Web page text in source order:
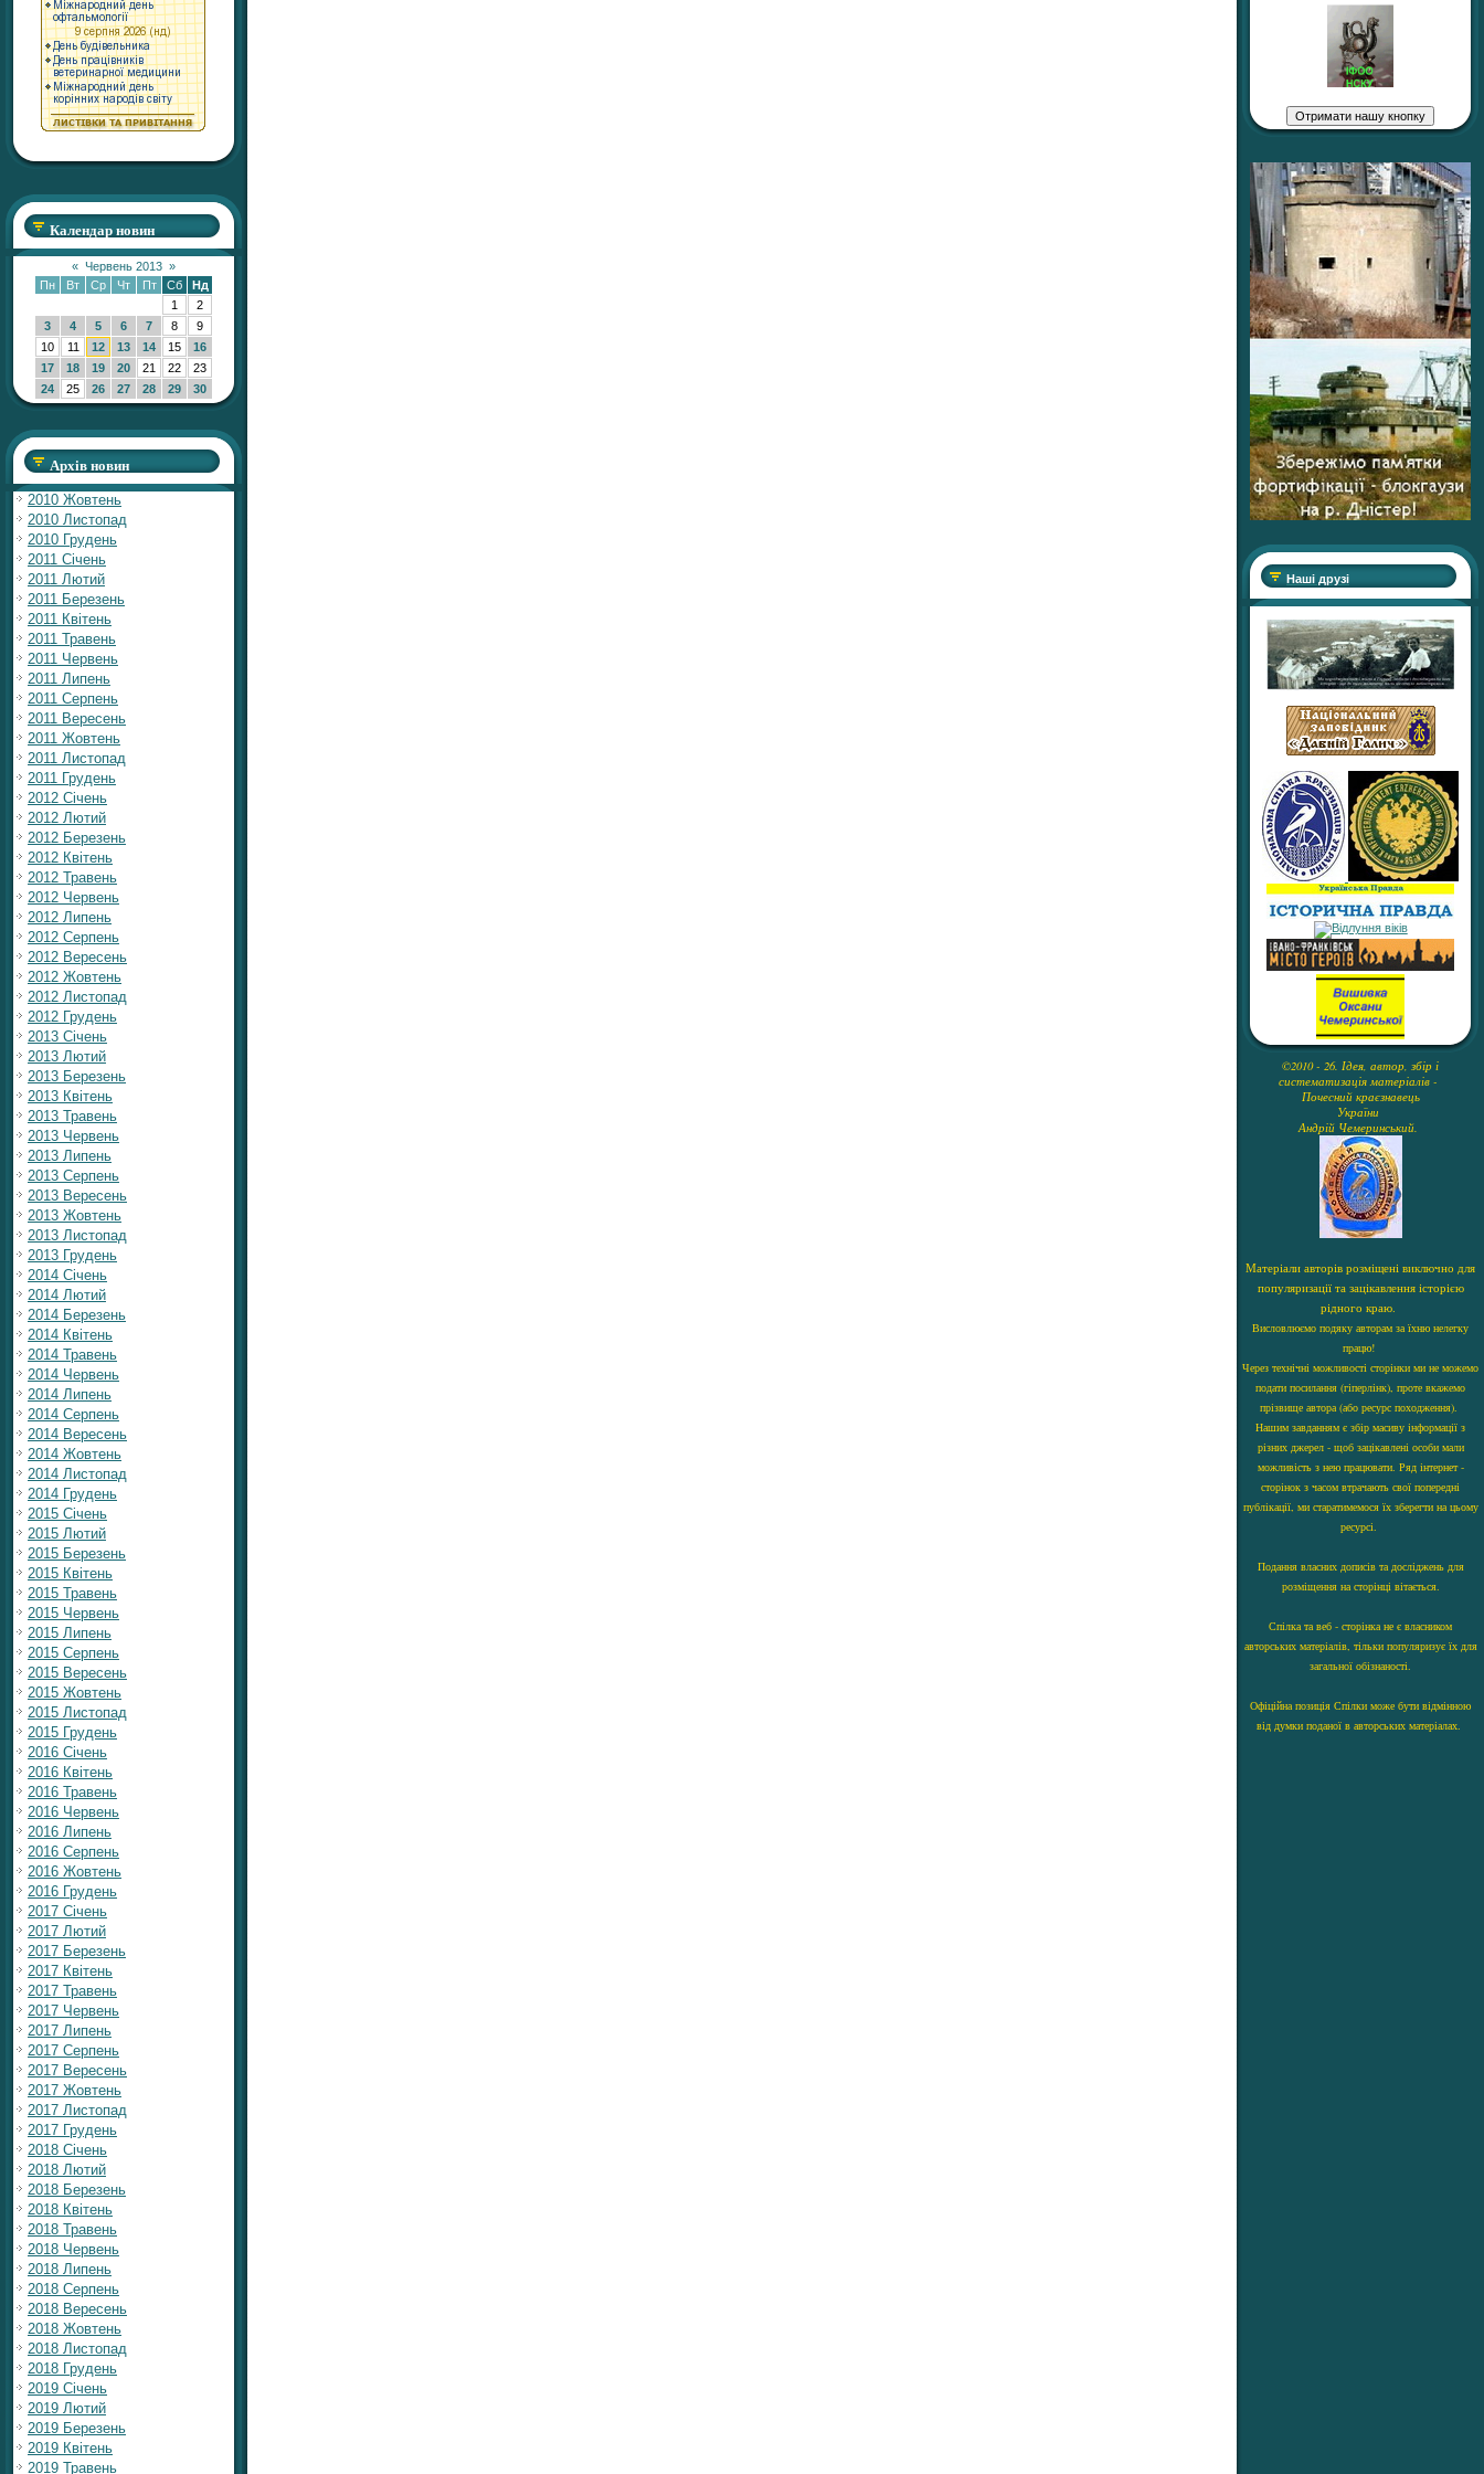
Календар новин
« Червень 2013 »
Пн
Вт Ср Чт Пт Сб
Нд
1
2
3
4 5 6 7 8
9
10
11 12 13 14 15
16
17
18 19 20 21 22
23
24
25 26 27 28 29 30
Архів новин
2010 Жовтень
2010 Листопад
2010 Грудень
2011 Січень
2011 Лютий
2011 Березень
2011 Квітень
2011 Травень
2011 Червень
2011 Липень
2011 Серпень
2011 Вересень
2011 Жовтень
2011 Листопад
2011 Грудень
2012 Січень
2012 Лютий
2012 Березень
2012 Квітень
2012 Травень
2012 Червень
2012 Липень
2012 Серпень
2012 Вересень
2012 Жовтень
2012 Листопад
2012 Грудень
2013 Січень
2013 Лютий
2013 Березень
2013 Квітень
2013 Травень
2013 Червень
2013 Липень
2013 Серпень
2013 Вересень
2013 Жовтень
2013 Листопад
2013 Грудень
2014 Січень
2014 Лютий
2014 Березень
2014 Квітень
2014 Травень
2014 Червень
2014 Липень
2014 Серпень
2014 Вересень
2014 Жовтень
2014 Листопад
2014 Грудень
2015 Січень
2015 Лютий
2015 Березень
2015 Квітень
2015 Травень
2015 Червень
2015 Липень
2015 Серпень
2015 Вересень
2015 Жовтень
2015 Листопад
2015 Грудень
2016 Січень
2016 Квітень
2016 Травень
2016 Червень
2016 Липень
2016 Серпень
2016 Жовтень
2016 Грудень
2017 Січень
2017 Лютий
2017 Березень
2017 Квітень
2017 Травень
2017 Червень
2017 Липень
2017 Серпень
2017 Вересень
2017 Жовтень
2017 Листопад
2017 Грудень
2018 Січень
2018 Лютий
2018 Березень
2018 Квітень
2018 Травень
2018 Червень
2018 Липень
2018 Серпень
2018 Вересень
2018 Жовтень
2018 Листопад
2018 Грудень
2019 Січень
2019 Лютий
2019 Березень
2019 Квітень
2019 Травень
Наші друзі
©2010 - 26. Ідея, автор, збір і
систематизація матеріалів -
Почесний краєзнавець
України
Андрій Чемеринський.
Матеріали авторів розміщені виключно для
популяризації та зацікавлення історією
рідного краю.
Висловлюємо подяку авторам за їхню нелегку
працю!
Через технічні можливості сторінки ми не можемо
подати посилання (гіперлінк), проте вкажемо
прізвище автора (або ресурс походження).
Нашим завданням є збір масиву інформації з
різних джерел - щоб зацікавлені особи мали
можливість з нею працювати. Ряд інтернет -
сторінок з часом втрачають свої попередні
публікації, ми старатимемося їх зберегти на цьому
ресурсі.
Подання власних дописів та досліджень для
розміщення на сторінці вітається.
Спілка та веб - сторінка не є власником
авторських матеріалів, тільки популяризує їх для
загальної обізнаності.
Офіційна позиція Спілки може бути відмінною
від думки поданої в авторських матеріалах.